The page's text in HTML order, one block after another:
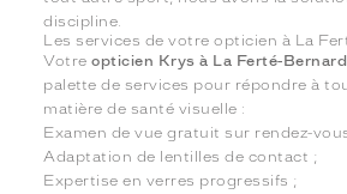
discipline.
Les services de votre opticien à La
Votreopticien Krys à La Ferté-Bernard
palette de services pour répondre à
matière de santé visuelle :
Examen de vue gratuit sur rendez-
Adaptation de lentilles de contact ;
Expertise en verres progressifs ;